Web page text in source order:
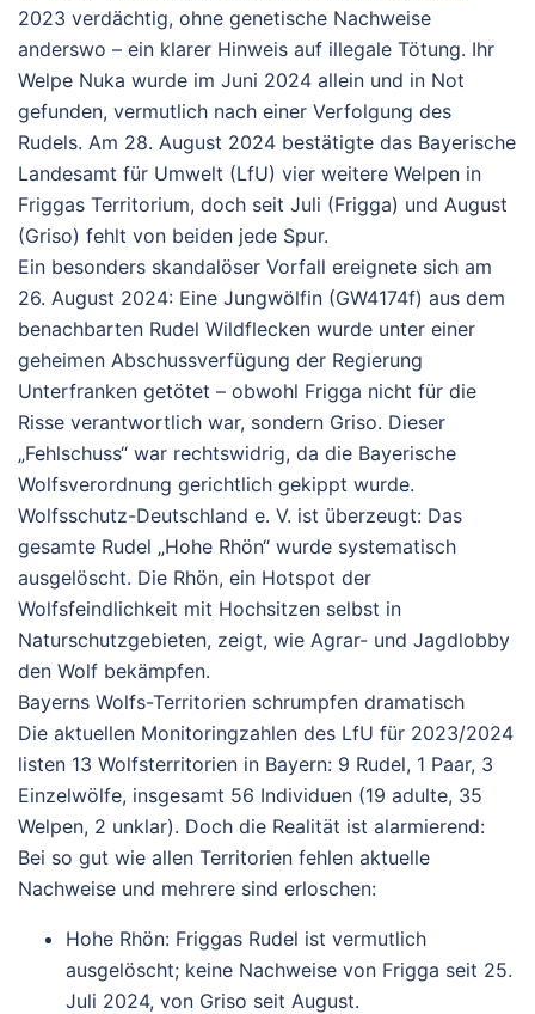
2023 verdächtig, ohne genetische Nachweise
anderswo – ein klarer Hinweis auf illegale Tötung. Ihr
Welpe Nuka wurde im Juni 2024 allein und in Not
gefunden, vermutlich nach einer Verfolgung des
Rudels. Am 28. August 2024 bestätigte das Bayerische
Landesamt für Umwelt (LfU) vier weitere Welpen in
Friggas Territorium, doch seit Juli (Frigga) und August
(Griso) fehlt von beiden jede Spur.
Ein besonders skandalöser Vorfall ereignete sich am
26. August 2024: Eine Jungwölfin (GW4174f) aus dem
benachbarten Rudel Wildflecken wurde unter einer
geheimen Abschussverfügung der Regierung
Unterfranken getötet – obwohl Frigga nicht für die
Risse verantwortlich war, sondern Griso. Dieser
„Fehlschuss“ war rechtswidrig, da die Bayerische
Wolfsverordnung gerichtlich gekippt wurde.
Wolfsschutz-Deutschland e. V. ist überzeugt: Das
gesamte Rudel „Hohe Rhön“ wurde systematisch
ausgelöscht. Die Rhön, ein Hotspot der
Wolfsfeindlichkeit mit Hochsitzen selbst in
Naturschutzgebieten, zeigt, wie Agrar- und Jagdlobby
den Wolf bekämpfen.
Bayerns Wolfs-Territorien schrumpfen dramatisch
Die aktuellen Monitoringzahlen des LfU für 2023/2024
listen 13 Wolfsterritorien in Bayern: 9 Rudel, 1 Paar, 3
Einzelwölfe, insgesamt 56 Individuen (19 adulte, 35
Welpen, 2 unklar). Doch die Realität ist alarmierend:
Bei so gut wie allen Territorien fehlen aktuelle
Nachweise und mehrere sind erloschen:
Hohe Rhön: Friggas Rudel ist vermutlich
ausgelöscht; keine Nachweise von Frigga seit 25.
Juli 2024, von Griso seit August.